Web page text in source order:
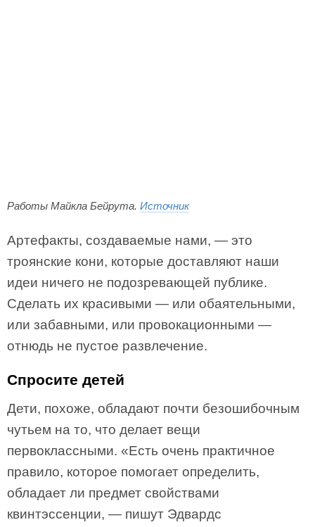
Работы Майкла Бейрута. Источник
Артефакты, создаваемые нами, — это
троянские кони, которые доставляют наши
идеи ничего не подозревающей публике.
Сделать их красивыми — или обаятельными,
или забавными, или провокационными —
отнюдь не пустое развлечение.
Спросите детей
Дети, похоже, обладают почти безошибочным
чутьем на то, что делает вещи
первоклассными. «Есть очень практичное
правило, которое помогает определить,
обладает ли предмет свойствами
квинтэссенции, — пишут Эдвардс